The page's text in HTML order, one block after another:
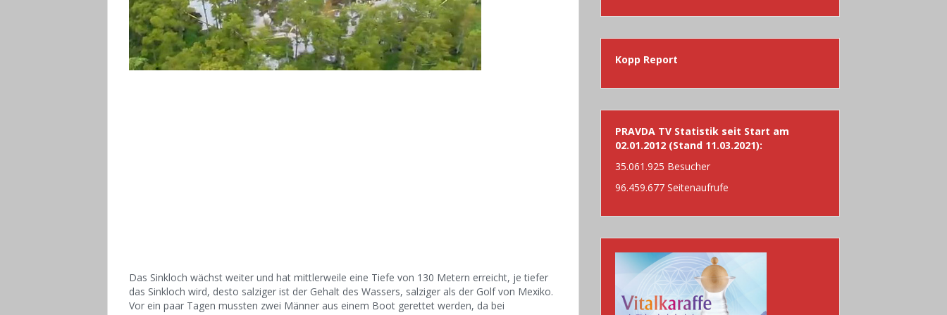
Das Sinkloch wächst weiter und hat mittlerweile eine Tiefe von 130 Metern erreicht, je tiefer
das Sinkloch wird, desto salziger ist der Gehalt des Wassers, salziger als der Golf von Mexiko.
Vor ein paar Tagen mussten zwei Männer aus einem Boot gerettet werden, da bei
Kopp Report
PRAVDA TV Statistik seit Start am
02.01.2012 (Stand 11.03.2021):
35.061.925 Besucher
96.459.677 Seitenaufrufe